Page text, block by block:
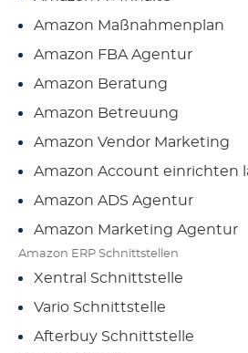
Amazon Maßnahmenplan
Amazon FBA Agentur
Amazon Beratung
Amazon Betreuung
Amazon Vendor Marketing
Amazon Account einrichten
Amazon ADS Agentur
Amazon Marketing Agentur
Amazon ERP Schnittstellen
Xentral Schnittstelle
Vario Schnittstelle
Afterbuy Schnittstelle